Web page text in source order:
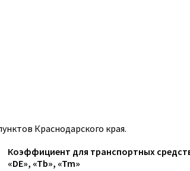
Краснодарского края.
Коэффициент для транспортных средств
«DE», «Tb», «Tm»